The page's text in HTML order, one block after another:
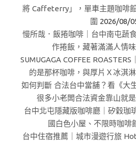
將 Caffeterry」，單車主題咖啡
圍 2026/08/
慢所哉．飯捲咖啡｜台中南屯蔬
作捲飯，藏著滿滿人情味
SUMUGAGA COFFEE
的是那杯咖啡，與厚片Ｘ冰淇
如何判斷 合法台中當舖？看《大
很多小老闆合法資金靠山就是
台中北屯隱藏版咖啡廳｜矽穀珈
國白色小屋、不限時咖啡
台中住宿推薦｜城市漫遊行旅